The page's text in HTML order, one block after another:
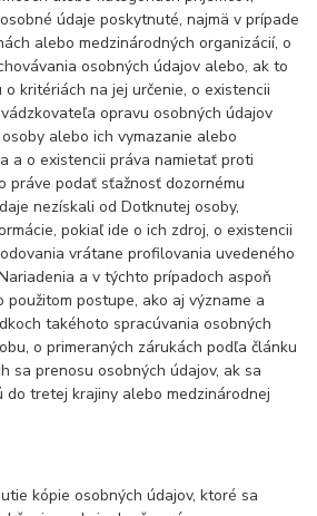
údaje poskytnuté, najmä v prípade
alebo medzinárodných organizácií, o
osobných údajov alebo, ak to
o kritériách na jej určenie, o existencii
opravu osobných údajov
alebo ich vymazanie alebo
a o existencii práva namietať proti
práve podať sťažnosť dozornému
nezískali od Dotknutej osoby,
pokiaľ ide o ich zdroj, o existencii
vrátane profilovania uvedeného
a v týchto prípadoch aspoň
použitom postupe, ako aj význame a
takéhoto spracúvania osobných
o primeraných zárukách podľa článku
sa prenosu osobných údajov, ak sa
do tretej krajiny alebo medzinárodnej
kópie osobných údajov, ktoré sa